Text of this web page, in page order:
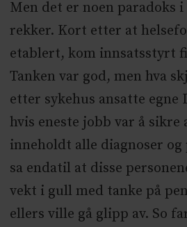
Men det er noen paradoks i
rekker. Kort etter at
etablert, kom innsatsstyrt
Tanken var god, men hva
etter sykehus ansatte egne
hvis eneste jobb var å
inneholdt alle diagnoser
sa endatil at disse
vekt i gull med tanke på
ellers ville gå glipp av. So